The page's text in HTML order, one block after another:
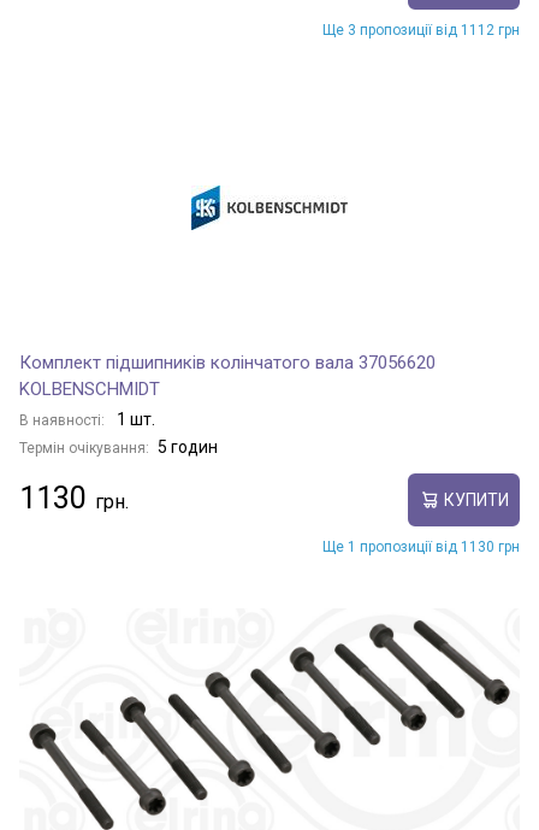
Ще 3 пропозиції від 1112 грн
Комплект підшипників колінчатого вала 37056620
KOLBENSCHMIDT
В наявності: 1 шт.
Термін очікування: 5 годин
1130 КУПИТИ
Ще 1 пропозиції від 1130 грн